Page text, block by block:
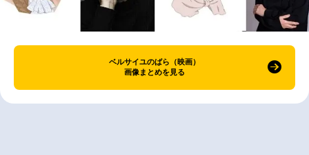
ベルサイユのばら（映画）
画像まとめを見る